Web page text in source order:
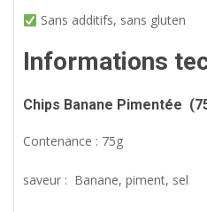
Sans additifs, sans gluten
Informations
Chips Banane Pimentée (7
Contenance : 75g
saveur : Banane, piment, sel